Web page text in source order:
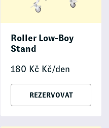
Roller Low-Boy
Stand
180 Kč Kč/den
REZERVOVAT